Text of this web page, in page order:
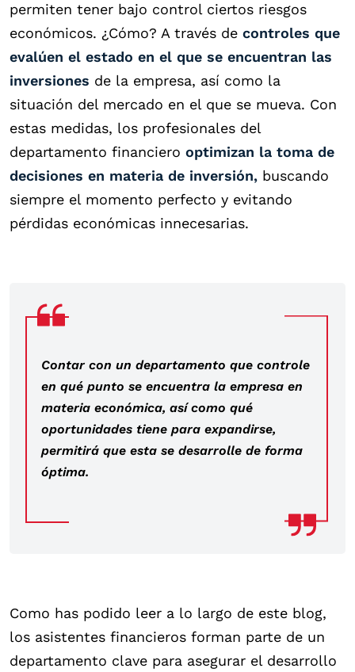
permiten tener bajo control ciertos riesgos
económicos. ¿Cómo? A través de controles que
evalúen el estado en el que se encuentran las
inversiones de la empresa, así como la
situación del mercado en el que se mueva. Con
estas medidas, los profesionales del
departamento financiero optimizan la toma de
decisiones en materia de inversión, buscando
siempre el momento perfecto y evitando
pérdidas económicas innecesarias.
Contar con un departamento que controle
en qué punto se encuentra la empresa en
materia económica, así como qué
oportunidades tiene para expandirse,
permitirá que esta se desarrolle de forma
óptima.
Como has podido leer a lo largo de este blog,
los asistentes financieros forman parte de un
departamento clave para asegurar el desarrollo